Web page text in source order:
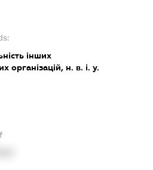
інших
організацій, н. в. і. у.